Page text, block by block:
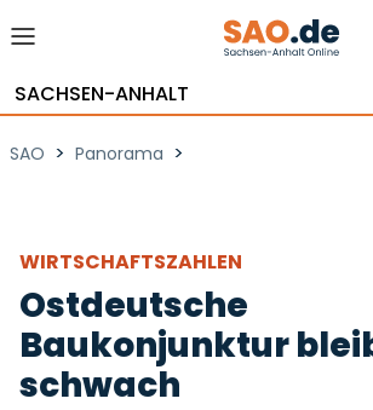
SACHSEN-ANHALT
SAO > Panorama >
WIRTSCHAFTSZAHLEN
Ostdeutsche
Baukonjunktur
schwach